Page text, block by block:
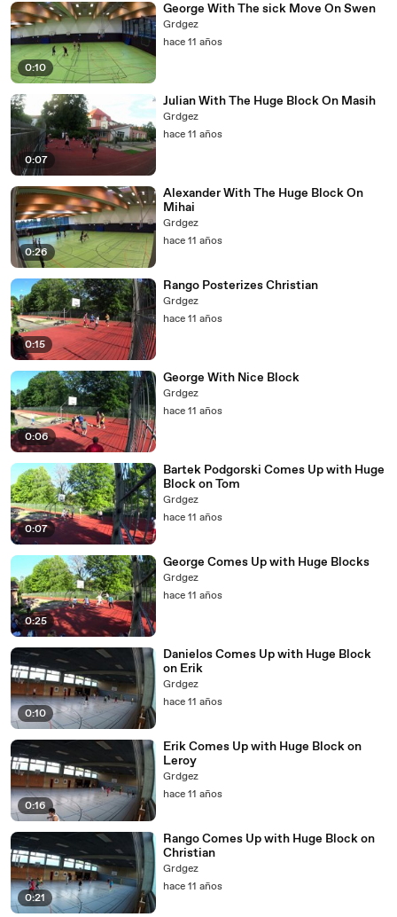
0:10
George With The sick Move On Swen
Grdgez
hace 11 años
0:07
Julian With The Huge Block On Masih
Grdgez
hace 11 años
0:26
Alexander With The Huge Block On
Mihai
Grdgez
hace 11 años
0:15
Rango Posterizes Christian
Grdgez
hace 11 años
0:06
George With Nice Block
Grdgez
hace 11 años
0:07
Bartek Podgorski Comes Up with Huge
Block on Tom
Grdgez
hace 11 años
0:25
George Comes Up with Huge Blocks
Grdgez
hace 11 años
0:10
Danielos Comes Up with Huge Block
on Erik
Grdgez
hace 11 años
0:16
Erik Comes Up with Huge Block on
Leroy
Grdgez
hace 11 años
0:21
Rango Comes Up with Huge Block on
Christian
Grdgez
hace 11 años